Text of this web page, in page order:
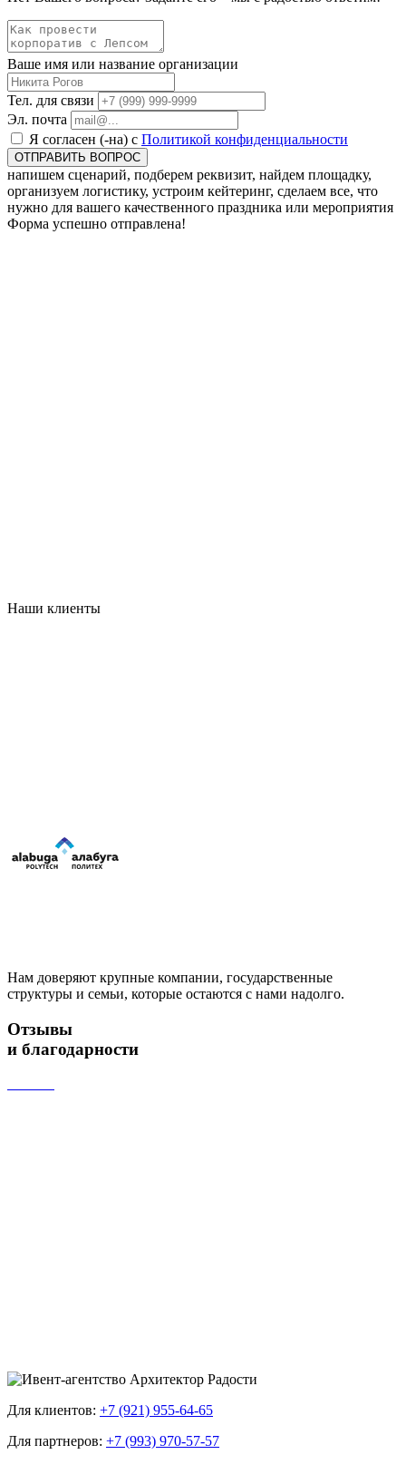
Ваше имя или название организации
Тел. для связи
Эл. почта
Я согласен (-на) с Политикой конфиденциальности
ОТПРАВИТЬ ВОПРОС
напишем сценарий, подберем реквизит, найдем площадку,
организуем логистику, устроим кейтеринг, сделаем все, что
нужно для вашего качественного праздника или мероприятия
Форма успешно отправлена!
Наши клиенты
Нам доверяют крупные компании, государственные
структуры и семьи, которые остаются с нами надолго.
Отзывы
и благодарности
Для клиентов: +7 (921) 955-64-65
Для партнеров: +7 (993) 970-57-57